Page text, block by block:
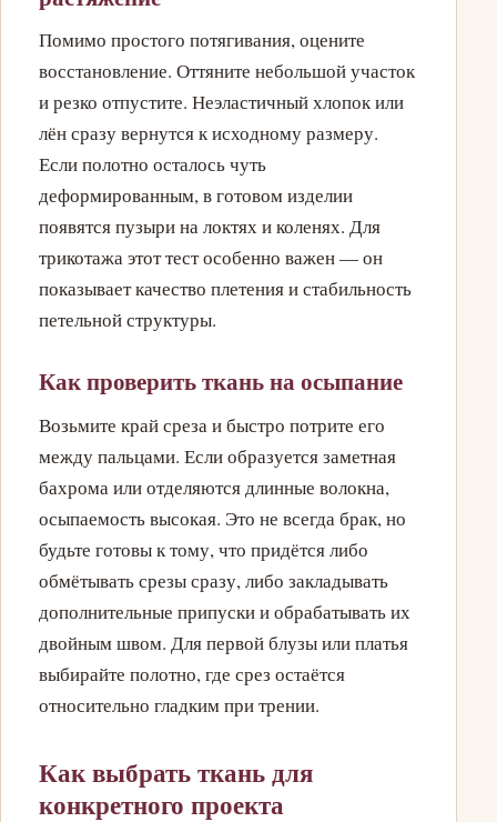
Помимо простого потягивания, оцените
восстановление. Оттяните небольшой участок
и резко отпустите. Неэластичный хлопок или
лён сразу вернутся к исходному размеру.
Если полотно осталось чуть
деформированным, в готовом изделии
появятся пузыри на локтях и коленях. Для
трикотажа этот тест особенно важен — он
показывает качество плетения и стабильность
петельной структуры.
Как проверить ткань на осыпание
Возьмите край среза и быстро потрите его
между пальцами. Если образуется заметная
бахрома или отделяются длинные волокна,
осыпаемость высокая. Это не всегда брак, но
будьте готовы к тому, что придётся либо
обмётывать срезы сразу, либо закладывать
дополнительные припуски и обрабатывать их
двойным швом. Для первой блузы или платья
выбирайте полотно, где срез остаётся
относительно гладким при трении.
Как выбрать ткань для
конкретного проекта